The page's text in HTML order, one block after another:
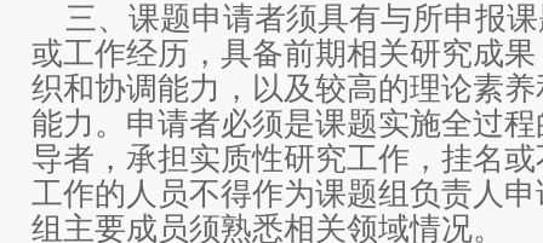
三、课题申请者须具有与所申报
或工作经历，具备前期相关研究成
织和协调能力，以及较高的理论素
能力。申请者必须是课题实施全过
导者，承担实质性研究工作，挂名
工作的人员不得作为课题组负责人
组主要成员须熟悉相关领域情况。